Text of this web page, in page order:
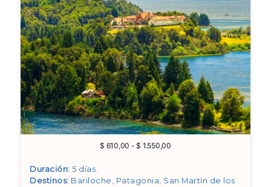
$ 610,00 - $ 1.550,00
desde
Duración: 5 días.
Destinos: Bariloche, Patagonia, San Martín de los